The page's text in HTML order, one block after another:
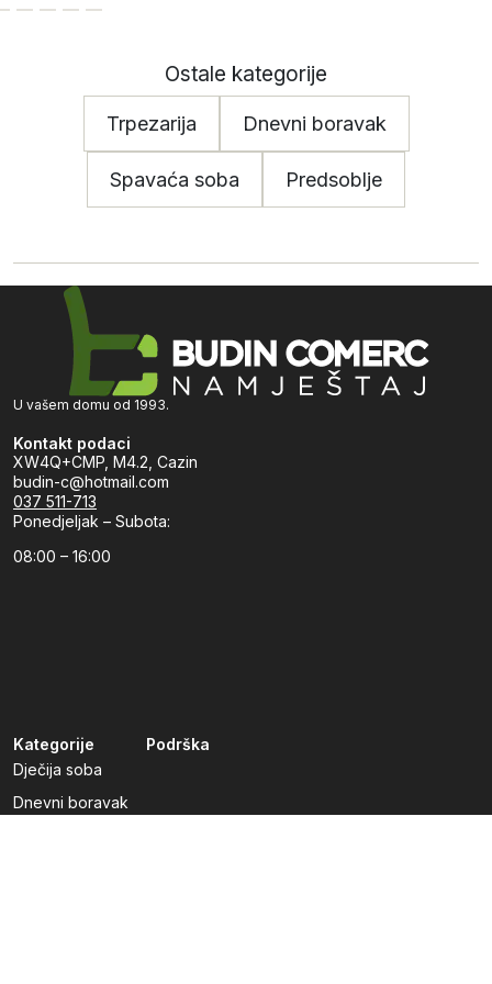
Ostale kategorije
Trpezarija Dnevni boravak
Spavaća soba Predsoblje
U vašem domu od 1993.
Kontakt podaci
XW4Q+CMP, M4.2, Cazin
budin-c@hotmail.com
037 511-713
Ponedjeljak – Subota:
08:00 – 16:00
Kategorije
Dječija soba
Dnevni boravak
Podrška